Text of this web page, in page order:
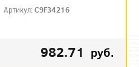
Артикул:C9F34216
982.71 руб.